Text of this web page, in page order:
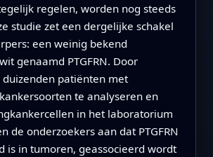
regelen, worden nog steeds
studie zet een dergelijke schakel
een weinig bekend
genaamd PTGFRN. Door
duizenden patiënten met
te analyseren en
in het laboratorium
de onderzoekers aan dat PTGFRN
is in tumoren, geassocieerd wordt